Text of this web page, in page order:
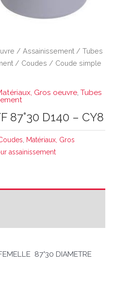
/ Assainissement / Tubes
/ Coudes / Coude simple
Gros oeuvre, Tubes
87°30 D140 – CY8
, Matériaux, Gros
assainissement
87°30 DIAMETRE